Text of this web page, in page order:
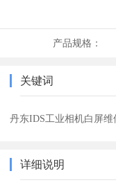
产品规格：
关键词
丹东IDS工业相机白屏维
详细说明